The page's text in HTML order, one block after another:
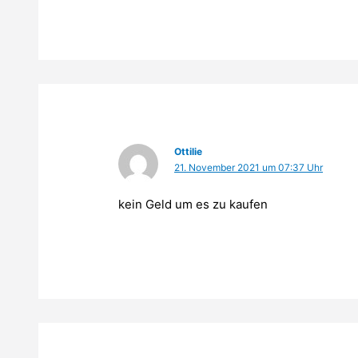
Ottilie
21. November 2021 um 07:37 Uhr
kein Geld um es zu kaufen